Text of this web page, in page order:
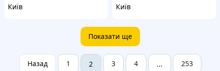
Київ
Київ
Показати ще
Назад 1 2 3 4 ... 253